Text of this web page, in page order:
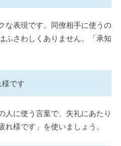
な表現です。同僚相手に使うの
ふさわしくありません。「承知
です
人に使う言葉で、失礼にあたり
れ様です」を使いましょう。